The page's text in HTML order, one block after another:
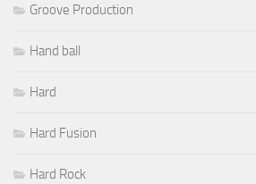
Groove Production
Hand ball
Hard
Hard Fusion
Hard Rock